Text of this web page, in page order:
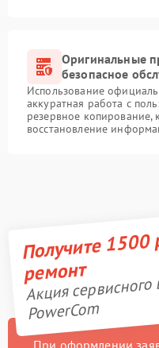
Оригинальные
безопасное
Использование
аккуратная работа с
резервное копирование,
восстановление
Получите 1500
ремонт
Акция
PowerCom
При оформлении